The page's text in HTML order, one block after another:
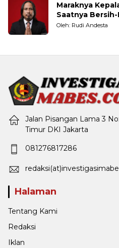
Maraknya
Saatnya
Pemerintahan
Oleh: Rudi Andesta
Jalan Pisangan Lama 3
Timur DKI Jakarta
081276817286
Halaman
Tentang Kami
Redaksi
Iklan